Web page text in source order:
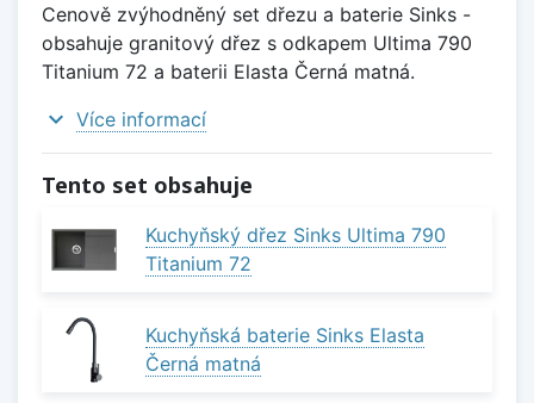
Cenově zvýhodněný set dřezu a baterie Sinks -
obsahuje granitový dřez s odkapem Ultima 790
Titanium 72 a baterii Elasta Černá matná.
expand_more Více informací
Tento set obsahuje
Kuchyňský dřez Sinks Ultima 790
Titanium 72
Kuchyňská baterie Sinks Elasta
Černá matná